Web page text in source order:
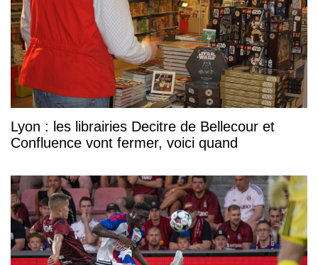
Lyon : les librairies Decitre de Bellecour et
Confluence vont fermer, voici quand